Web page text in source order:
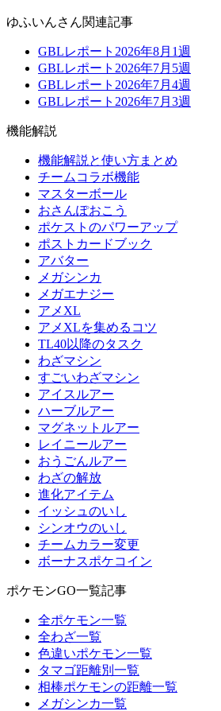
ゆふいんさん関連記事
GBLレポート2026年8月1週
GBLレポート2026年7月5週
GBLレポート2026年7月4週
GBLレポート2026年7月3週
機能解説
機能解説と使い方まとめ
チームコラボ機能
マスターボール
おさんぽおこう
ポケストのパワーアップ
ポストカードブック
アバター
メガシンカ
メガエナジー
アメXL
アメXLを集めるコツ
TL40以降のタスク
わざマシン
すごいわざマシン
アイスルアー
ハーブルアー
マグネットルアー
レイニールアー
おうごんルアー
わざの解放
進化アイテム
イッシュのいし
シンオウのいし
チームカラー変更
ボーナスポケコイン
ポケモンGO一覧記事
全ポケモン一覧
全わざ一覧
色違いポケモン一覧
タマゴ距離別一覧
相棒ポケモンの距離一覧
メガシンカ一覧